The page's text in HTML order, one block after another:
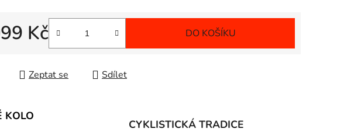
Kč DO KOŠÍKU
Zeptat se Sdílet
KOLO
CYKLISTICKÁ TRADICE